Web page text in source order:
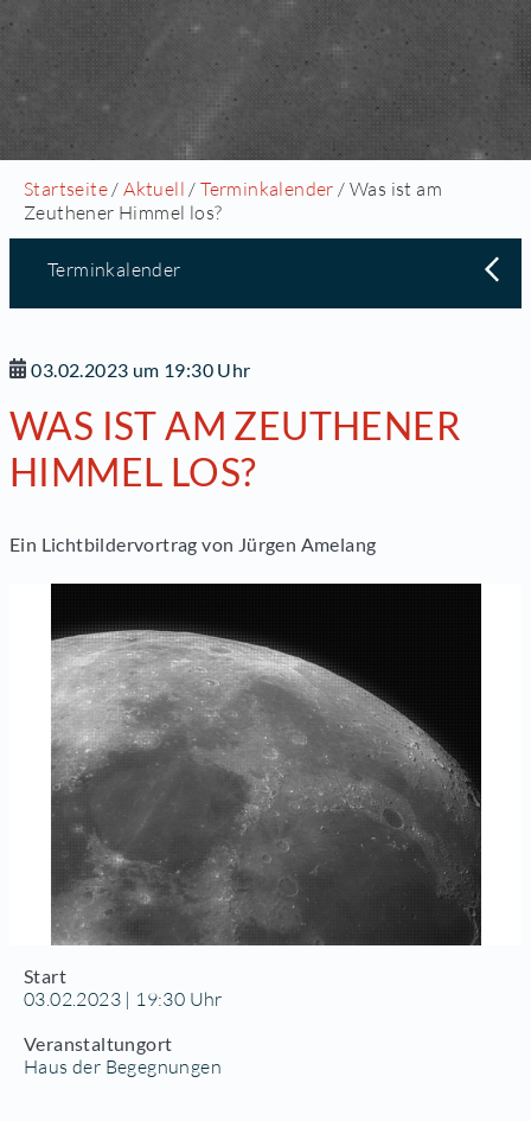
Startseite /Aktuell /Terminkalender / Was ist am
Zeuthener Himmel los?
Terminkalender
03.02.2023 um 19:30 Uhr
WAS IST AM ZEUTHENER
HIMMEL LOS?
Ein Lichtbildervortrag von Jürgen Amelang
Start
03.02.2023 | 19:30 Uhr
Veranstaltungort
Haus der Begegnungen